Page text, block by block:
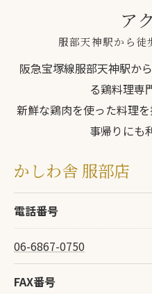
ア
服部天神駅から徒
阪急宝塚線服部天神駅か
る鶏料理専
新鮮な鶏肉を使った料理
事帰りにも
かしわ舎 服部店
電話番号
06-6867-0750
FAX番号